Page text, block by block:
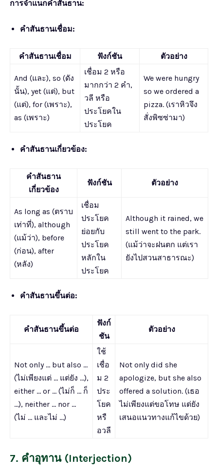
การจำแนกคำสันธาน:
คำสันธานเชื่อม:
คำสันธานเชื่อม ฟังก์ชัน ตัวอย่าง
And (และ), so (ดัง
นั้น), yet (แต่), but
(แต่), for (เพราะ),
as (เพราะ)
เชื่อม 2 หรือ
มากกว่า 2 คำ,
วลี หรือ
ประโยคใน
ประโยค
We were hungry
so we ordered a
pizza. (เราหิวจึง
สั่งพิซซ่ามา)
คำสันธานเกี่ยวข้อง:
คำสันธาน
เกี่ยวข้อง
ฟังก์ชัน ตัวอย่าง
As long as (ตราบ
เท่าที่), although
(แม้ว่า), before
(ก่อน), after
(หลัง)
เชื่อม
ประโยค
ย่อยกับ
ประโยค
หลักใน
ประโยค
Although it rained, we
still went to the park.
(แม้ว่าจะฝนตก แต่เรา
ยังไปสวนสาธารณะ)
คำสันธานขึ้นต่อ:
คำสันธานขึ้นต่อ
ฟังก์
ชัน
ตัวอย่าง
Not only … but also …
(ไม่เพียงแต่ … แต่ยัง …),
either … or … (ไม่ก็ … ก็
…), neither … nor …
(ไม่ … และไม่ …)
ใช้
เชื่อ
ม 2
ประ
โยค
หรื
อวลี
Not only did she
apologize, but she also
offered a solution. (เธอ
ไม่เพียงแต่ขอโทษ แต่ยัง
เสนอแนวทางแก้ไขด้วย)
7. คำอุทาน (Interjection)